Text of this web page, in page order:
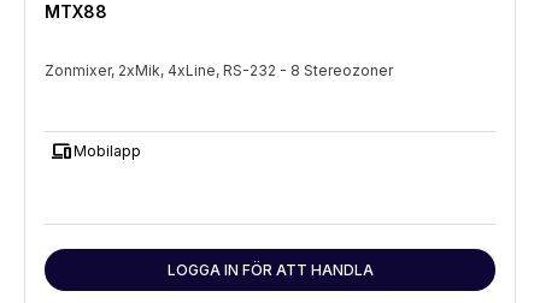
MTX88
Zonmixer, 2xMik, 4xLine, RS-232 - 8 Stereozoner
devicesMobilapp
LOGGA IN FÖR ATT HANDLA